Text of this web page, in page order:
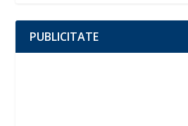
PUBLICITATE